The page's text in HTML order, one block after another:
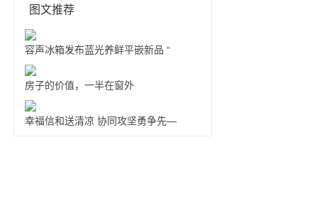
图文推荐
容声冰箱发布蓝光养鲜平嵌新品 “
房子的价值，一半在窗外
幸福信和送清凉 协同攻坚勇争先—